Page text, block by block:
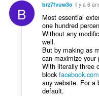
B brz7fvuw3o il y a 6
Most essential
one hundred
Without any
well.
But by making as
can maximize your
With literally three
blockfacebook.com
any website. For a
default.